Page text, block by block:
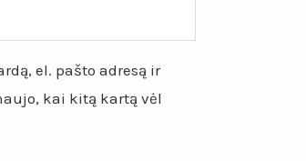
el. pašto adresą ir
kai kitą kartą vėl